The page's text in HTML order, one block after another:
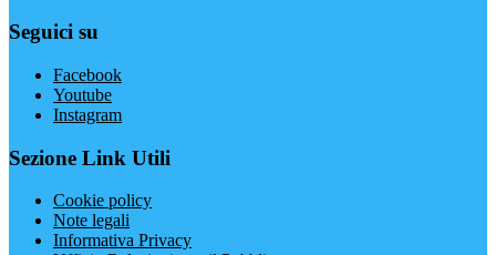
Seguici su
Facebook
Youtube
Instagram
Sezione Link Utili
Cookie policy
Note legali
Informativa Privacy